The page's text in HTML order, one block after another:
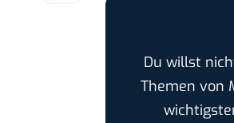
Du willst
Themen von